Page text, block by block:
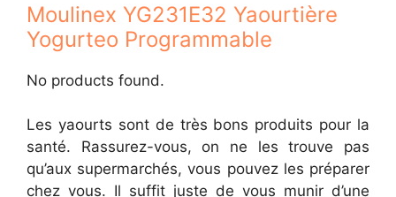
Moulinex YG231E32 Yaourtière
Yogurteo Programmable
No products found.
Les yaourts sont de très bons produits pour la
santé. Rassurez-vous, on ne les trouve pas
qu’aux supermarchés, vous pouvez les préparer
chez vous. Il suffit juste de vous munir d’une